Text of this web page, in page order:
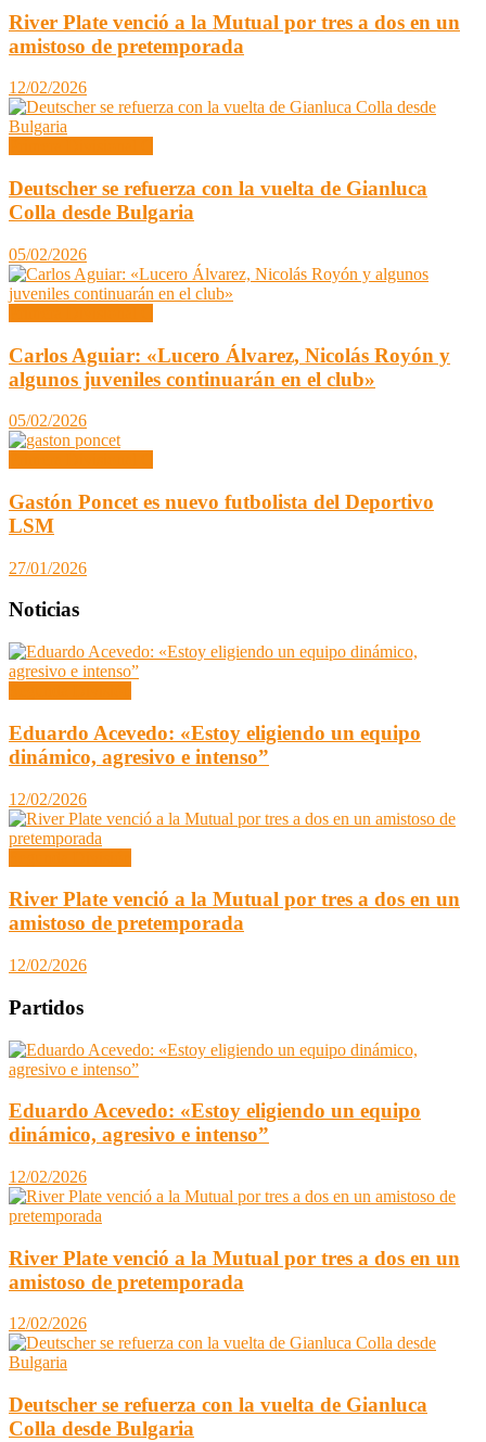
River Plate venció a la Mutual por tres a dos en un
amistoso de pretemporada
12/02/2026
Deutscher se refuerza con la vuelta de Gianluca
Colla desde Bulgaria
05/02/2026
Carlos Aguiar: «Lucero Álvarez, Nicolás Royón y
algunos juveniles continuarán en el club»
05/02/2026
Gastón Poncet es nuevo futbolista del Deportivo
LSM
27/01/2026
Noticias
Eduardo Acevedo: «Estoy eligiendo un equipo
dinámico, agresivo e intenso”
12/02/2026
River Plate venció a la Mutual por tres a dos en un
amistoso de pretemporada
12/02/2026
Partidos
Eduardo Acevedo: «Estoy eligiendo un equipo
dinámico, agresivo e intenso”
12/02/2026
River Plate venció a la Mutual por tres a dos en un
amistoso de pretemporada
12/02/2026
Deutscher se refuerza con la vuelta de Gianluca
Colla desde Bulgaria